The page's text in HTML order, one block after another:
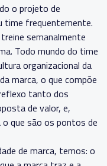
o projeto de
time frequentemente.
semanalmente
Todo mundo do time
organizacional da
marca, o que compõe
tanto dos
de valor, e,
que são os pontos de
de marca, temos: o